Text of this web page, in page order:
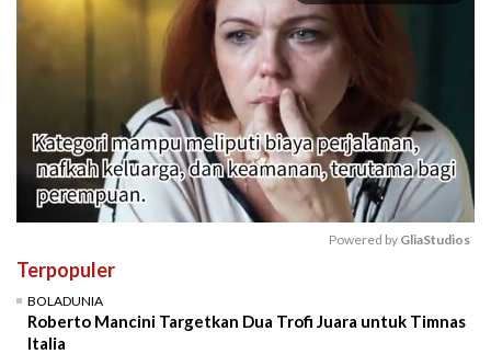
Powered by GliaStudios
Terpopuler
BOLADUNIA
Roberto Mancini Targetkan Dua Trofi Juara untuk Timnas
Italia